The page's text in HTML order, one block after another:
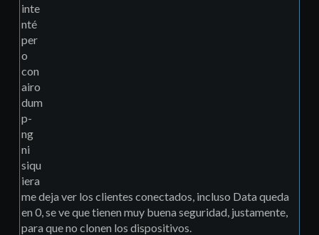
inte
nté
per
o
con
airo
dum
p-
ng
ni
siqu
iera
me deja ver los clientes conectados, incluso Data queda
en 0, se ve que tienen muy buena seguridad, justamente,
para que no clonen los dispositivos.